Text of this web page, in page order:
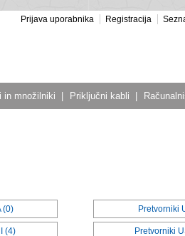
Prijava uporabnika Registracija
in množilniki Priključni kabli
(0)
(4)
Pretvorniki
Pretvorniki